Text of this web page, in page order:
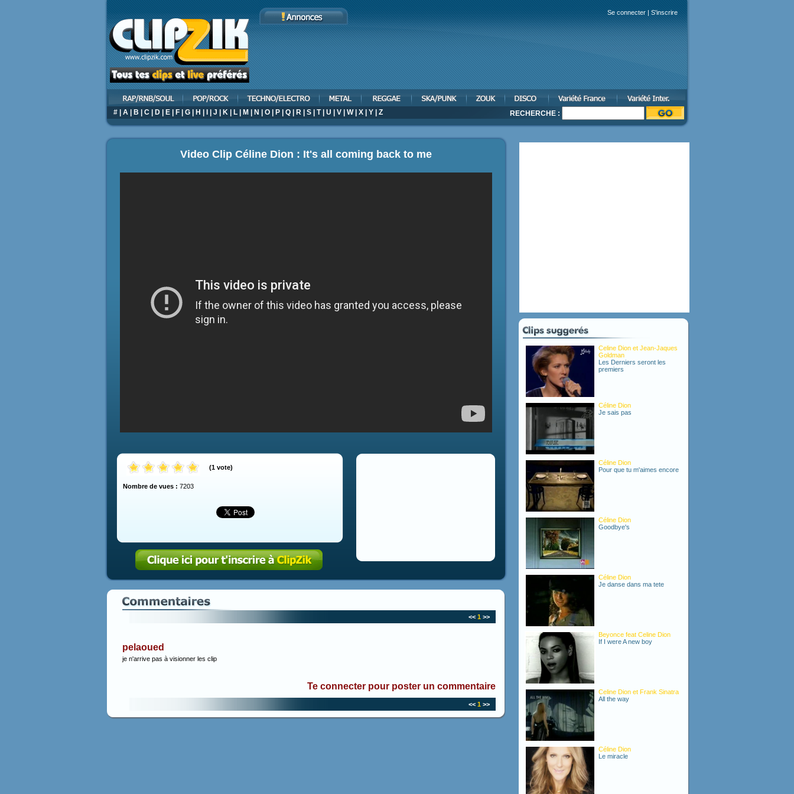
Se connecter | S'inscrire
# A B C D E F G H J K L M N O P Q R S T| U V W| X Y Z RECHERCHE :
Video Clip Céline Dion : It's all coming back to me
(1 vote)
Nombre de vues : 7203
<< 1 >>
pelaoued
je n'arrive pas à visionner les clip
Te connecter pour poster un commentaire
<< 1 >>
Celine Dion et Jean-Jaques
Goldman
Les Derniers seront les
premiers
Céline Dion
Je sais pas
Céline Dion
Pour que tu m'aimes encore
Céline Dion
Goodbye's
Céline Dion
Je danse dans ma tete
Beyonce feat Celine Dion
If I were A new boy
Celine Dion et Frank Sinatra
All the way
Céline Dion
Le miracle